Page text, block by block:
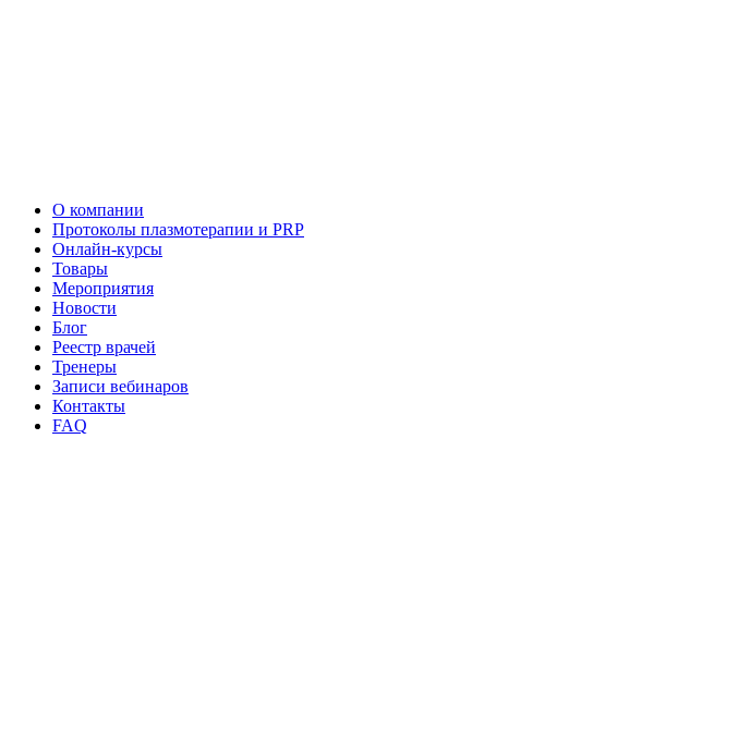
О компании
Протоколы плазмотерапии и PRP
Онлайн-курсы
Товары
Мероприятия
Новости
Блог
Реестр врачей
Тренеры
Записи вебинаров
Контакты
FAQ